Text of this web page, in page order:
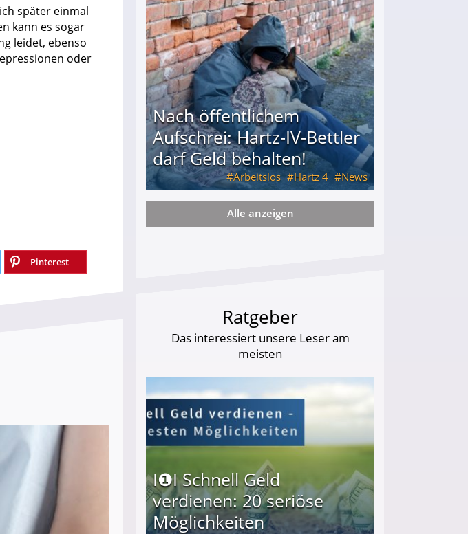
später einmal
kann es sogar
leidet, ebenso
oder
Pinterest
verzweifelt: Unbekannte entführten seine Hündin "Hanni"!
Nach öffentlichem
Aufschrei: Hartz-IV-Bettler
darf Geld behalten!
Arbeitslos Hartz 4 News
Aufschrei: Hartz-IV-Bettler darf Geld behalten!
Alle anzeigen
Ratgeber
Das interessiert unsere Leser am
meisten
I❶I Schnell Geld
verdienen: 20 seriöse
Möglichkeiten